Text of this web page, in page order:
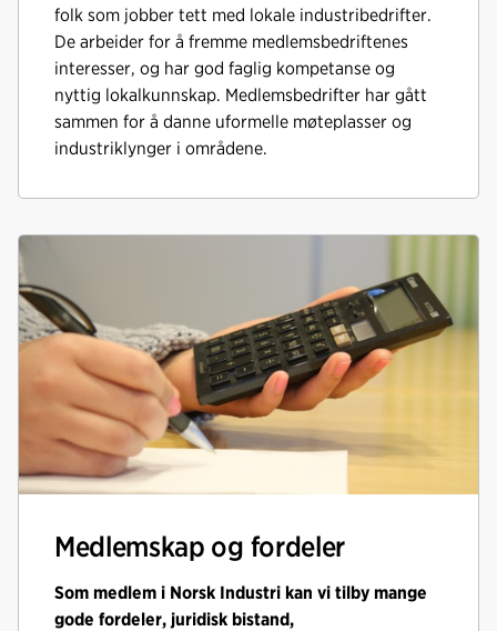
folk som jobber tett med lokale industribedrifter.
De arbeider for å fremme medlemsbedriftenes
interesser, og har god faglig kompetanse og
nyttig lokalkunnskap. Medlemsbedrifter har gått
sammen for å danne uformelle møteplasser og
industriklynger i områdene.
Medlemskap og fordeler
Som medlem i Norsk Industri kan vi tilby mange
gode fordeler, juridisk bistand,